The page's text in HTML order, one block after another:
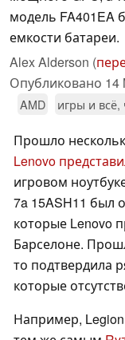
модель FA401EA
емкости батареи.
Alex Alderson (
Опубликовано 14
AMD игры и всё,
Прошло
Lenovo
игровом
7a 15ASH11 был
которые Lenovo
Барселоне.
то подтвердила
которые
Например, Legion